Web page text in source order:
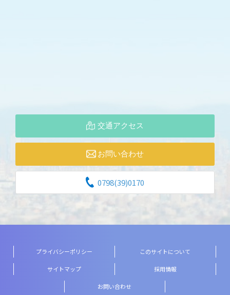
交通アクセス
お問い合わせ
0798(39)0170
プライバシーポリシー このサイトについて
サイトマップ 採用情報
お問い合わせ